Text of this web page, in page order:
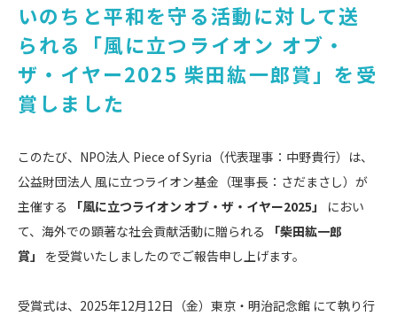
いのちと平和を守る活動に対して送
られる「風に立つライオン オブ・
ザ・イヤー2025 柴田紘一郎賞」を受
賞しました
このたび、NPO法人 Piece of Syria（代表理事：中野貴行）は、
公益財団法人 風に立つライオン基金（理事長：さだまさし）が
主催する
「風に立つライオン オブ・ザ・イヤー2025」
におい
て、海外での顕著な社会貢献活動に贈られる
「柴田紘一郎
賞」
を受賞いたしましたのでご報告申し上げます。
受賞式は、2025年12月12日（金）東京・明治記念館 にて執り行